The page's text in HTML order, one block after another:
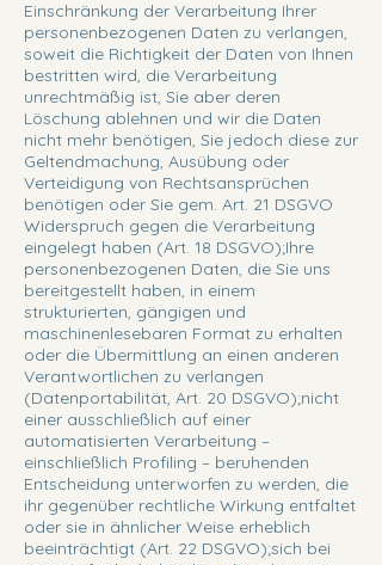
Einschränkung der Verarbeitung Ihrer
personenbezogenen Daten zu verlangen,
soweit die Richtigkeit der Daten von Ihnen
bestritten wird, die Verarbeitung
unrechtmäßig ist, Sie aber deren
Löschung ablehnen und wir die Daten
nicht mehr benötigen, Sie jedoch diese zur
Geltendmachung, Ausübung oder
Verteidigung von Rechtsansprüchen
benötigen oder Sie gem. Art. 21 DSGVO
Widerspruch gegen die Verarbeitung
eingelegt haben (Art. 18 DSGVO);Ihre
personenbezogenen Daten, die Sie uns
bereitgestellt haben, in einem
strukturierten, gängigen und
maschinenlesebaren Format zu erhalten
oder die Übermittlung an einen anderen
Verantwortlichen zu verlangen
(Datenportabilität, Art. 20 DSGVO);nicht
einer ausschließlich auf einer
automatisierten Verarbeitung –
einschließlich Profiling – beruhenden
Entscheidung unterworfen zu werden, die
ihr gegenüber rechtliche Wirkung entfaltet
oder sie in ähnlicher Weise erheblich
beeinträchtigt (Art. 22 DSGVO);sich bei